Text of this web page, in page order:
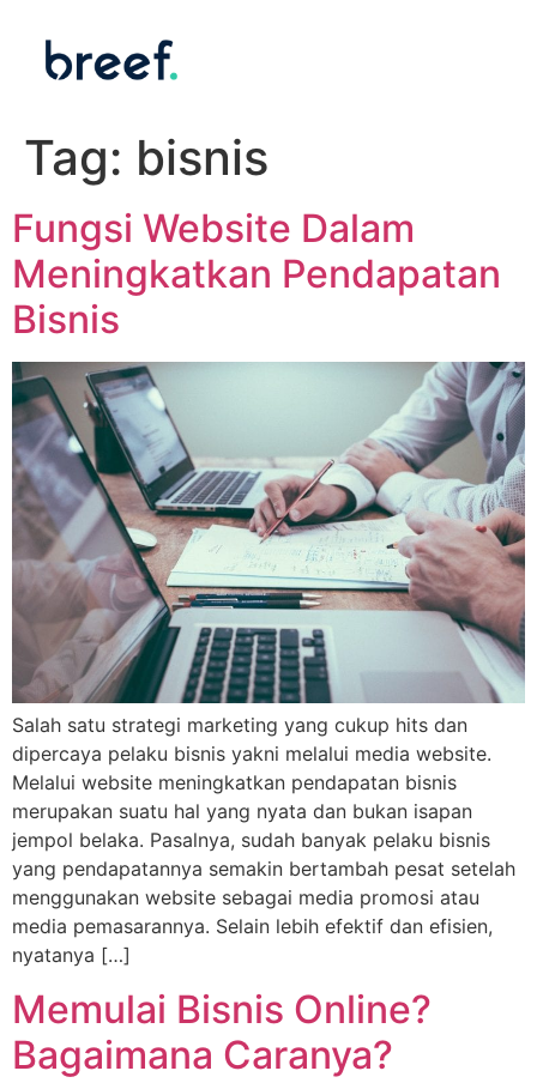
Tag: bisnis
Fungsi Website Dalam
Meningkatkan Pendapatan
Bisnis
Salah satu strategi marketing yang cukup hits dan
dipercaya pelaku bisnis yakni melalui media website.
Melalui website meningkatkan pendapatan bisnis
merupakan suatu hal yang nyata dan bukan isapan
jempol belaka. Pasalnya, sudah banyak pelaku bisnis
yang pendapatannya semakin bertambah pesat setelah
menggunakan website sebagai media promosi atau
media pemasarannya. Selain lebih efektif dan efisien,
nyatanya […]
Memulai Bisnis Online?
Bagaimana Caranya?